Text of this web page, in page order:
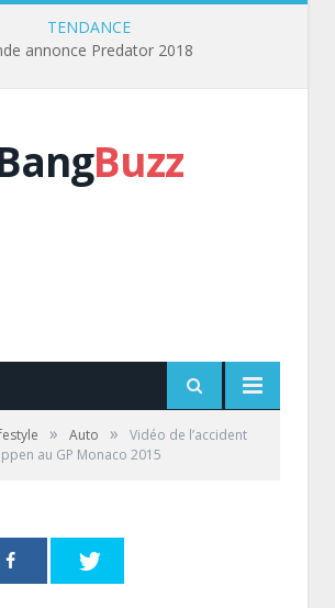
TENDANCE
annonce Predator 2018
Buzz
» Auto »
Vidéo de l’accident
au GP Monaco 2015